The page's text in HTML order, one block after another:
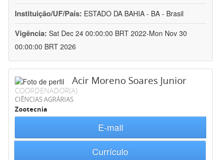
Instituição/UF/País: ESTADO DA BAHIA - BA - Brasil
Vigência: Sat Dec 24 00:00:00 BRT 2022-Mon Nov 30
00:00:00 BRT 2026
Acir Moreno Soares Junior
COORDENADOR(A)
CIÊNCIAS AGRÁRIAS
Zootecnia
E-mail
Currículo